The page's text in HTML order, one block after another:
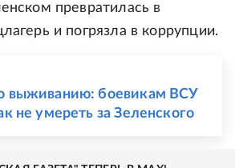
превратилась в
и погрязла в коррупции.
выживанию: боевикам ВСУ
не умереть за Зеленского